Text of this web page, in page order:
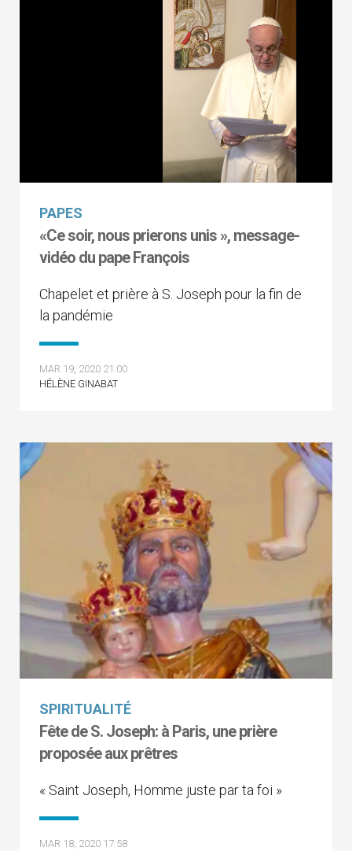
PAPES
«Ce soir, nous prierons unis », message-
vidéo du pape François
Chapelet et prière à S. Joseph pour la fin de
la pandémie
MAR 19, 2020 21:00
HÉLÈNE GINABAT
SPIRITUALITÉ
Fête de S. Joseph: à Paris, une prière
proposée aux prêtres
« Saint Joseph, Homme juste par ta foi »
MAR 18, 2020 17:58